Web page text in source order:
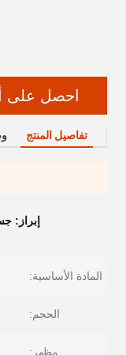
احصل على
تفاصيل المنتج
إبراز:
المادة الأساسية:
الحجم:
مظهر: